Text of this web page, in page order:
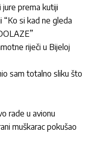
jure prema kutiji
si kad ne gleda
riječi u Bijeloj
sam totalno sliku što
rade u avionu
muškarac pokušao